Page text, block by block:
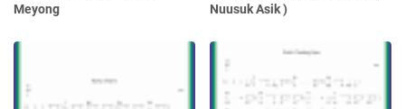
Meyong
Nuusuk Asik )